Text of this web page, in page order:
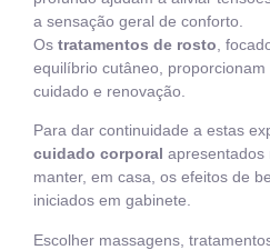
a sensação geral de conforto.
Os tratamentos de rosto ,
equilíbrio cutâneo,
cuidado e renovação.
Para dar continuidade a estas
cuidado corporal apresentados
manter, em casa, os efeitos de
iniciados em gabinete.
Escolher massagens,